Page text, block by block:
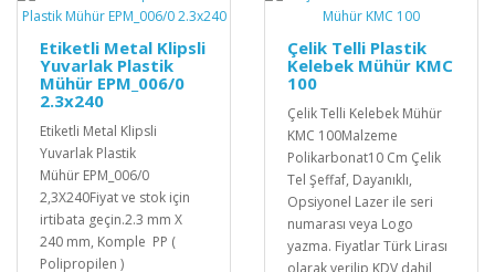
Etiketli Metal Klipsli
Yuvarlak Plastik
Mühür EPM_006/0
2.3x240
Etiketli Metal Klipsli
Yuvarlak Plastik
Mühür EPM_006/0
2,3X240Fiyat ve stok için
irtibata geçin.2.3 mm X
240 mm, Komple PP (
Polipropilen )
Çelik Telli Plastik
Kelebek Mühür KMC
100
Çelik Telli Kelebek Mühür
KMC 100Malzeme
Polikarbonat10 Cm Çelik
Tel Şeffaf, Dayanıklı,
Opsiyonel Lazer ile seri
numarası veya Logo
yazma. Fiyatlar Türk Lirası
olarak verilip KDV dahil